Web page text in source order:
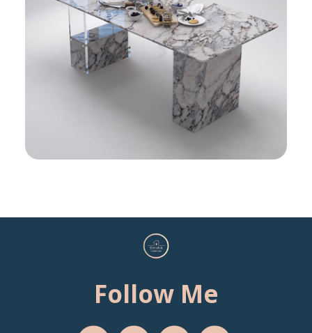
Follow Me